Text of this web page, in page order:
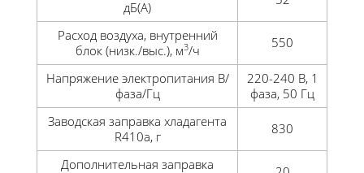
дБ(А)
Расход воздуха, внутренний
блок (низк./выс.), м3/ч 550
Напряжение электропитания В/
фаза/Гц
220-240 В, 1
фаза, 50 Гц
Заводская заправка хладагента
R410a, г
830
Дополнительная заправка